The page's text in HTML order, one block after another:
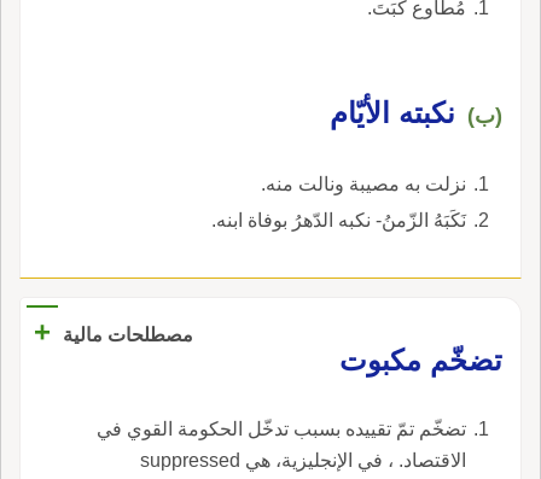
مَكْبُودٌ، بالدال، أَي أَصابَ الحُزْنُ كَبِدَه، فقل الدال
مُطاوع كبَتَ.
(ب) نكبته الأيّام
نزلت به مصيبة ونالت منه.
نَكَبَهُ الزّمنُ- نكبه الدّهرُ بوفاة ابنه.
مصطلحات مالية
+
تضخّم مكبوت
تضخّم تمّ تقييده بسبب تدخّل الحكومة القوي في
الاقتصاد. ، في الإنجليزية، هي suppressed